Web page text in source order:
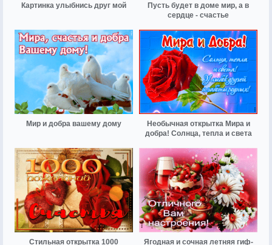
Картинка улыбнись друг мой
Пусть будет в доме мир, а в
сердце - счастье
Мир и добра вашему дому
Необычная открытка Мира и
добра! Солнца, тепла и света
Стильная открытка 1000
Ягодная и сочная летняя гиф-